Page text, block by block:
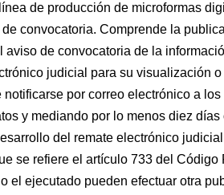
de producción de microformas
convocatoria. Comprende la
aviso de convocatoria de la
judicial para su visualización
notificarse por correo electrónico a
y mediando por lo menos diez
del remate electrónico
se refiere el artículo 733 del
el ejecutado pueden efectuar otra